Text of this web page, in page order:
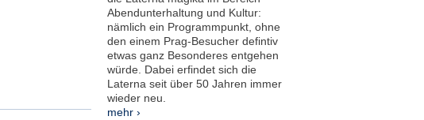
Abendunterhaltung und Kultur:
nämlich ein Programmpunkt, ohne
den einem Prag-Besucher defintiv
etwas ganz Besonderes entgehen
würde. Dabei erfindet sich die
Laterna seit über 50 Jahren immer
wieder neu.
mehr ›